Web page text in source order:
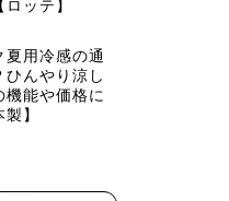
ッテ】
夏用冷感の通
ひんやり涼し
機能や価格に
】